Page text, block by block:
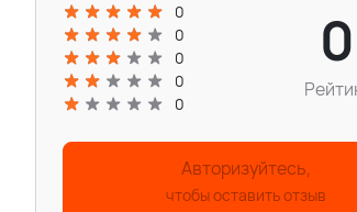
0
0
0
0
0
0
Авторизуйтесь,
чтобы оставить отзыв